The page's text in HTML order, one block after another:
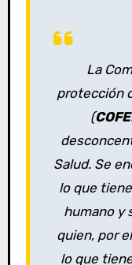
La
protección
(
Salud. Se
lo que
humano y
quien, por
lo que